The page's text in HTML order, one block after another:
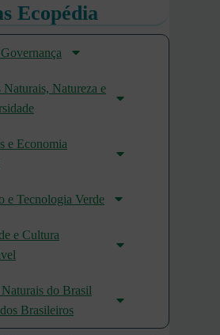
Ecopédia
Naturais, Natureza e
e Economia
e Tecnologia Verde
e Cultura
Naturais do Brasil
Brasileiros